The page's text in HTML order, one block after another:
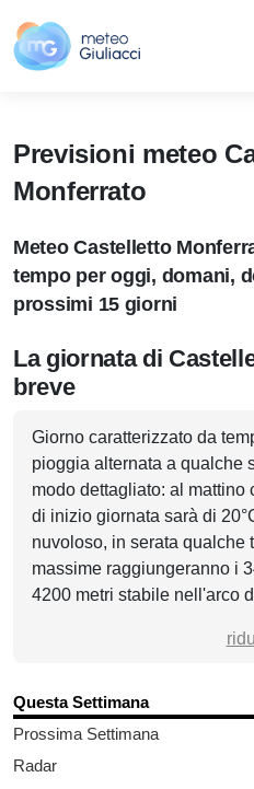
Previsioni meteo
Monferrato
Meteo Castelletto
tempo per oggi, domani,
prossimi 15 giorni
La giornata di
breve
Giorno caratterizzato da
pioggia alternata a qualche
modo dettagliato: al mattino
di inizio giornata sarà di
nuvoloso, in serata qualche
massime raggiungeranno i
4200 metri stabile nell'arco
Questa Settimana
Prossima Settimana
Radar